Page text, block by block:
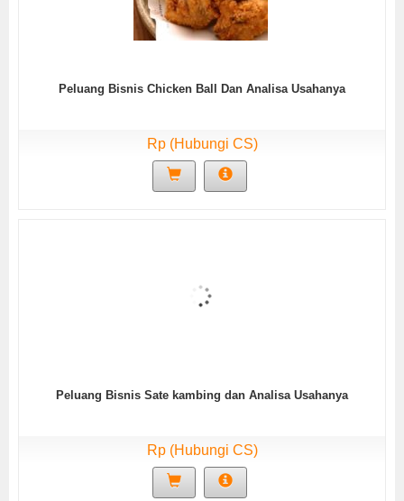
Peluang Bisnis Chicken Ball Dan Analisa Usahanya
Rp (Hubungi CS)
Peluang Bisnis Sate kambing dan Analisa Usahanya
Rp (Hubungi CS)